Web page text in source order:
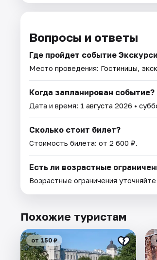
Вопросы и ответы
Где пройдет событие
Место проведения: Гостиницы,
Когда запланирован событие?
Дата и время: 1 августа 2026 •
Сколько стоит билет?
Стоимость билета: от 2 600 ₽.
Есть ли возрастные
Возрастные ограничения
Похожие туристам
от 150 ₽